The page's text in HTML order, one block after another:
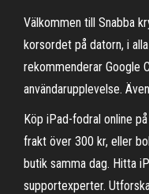
Välkommen till Snabba
korsordet på datorn, i
rekommenderar Google
användarupplevelse.
Köp iPad-fodral online
frakt över 300 kr, eller
butik samma dag. Hitta
supportexperter.